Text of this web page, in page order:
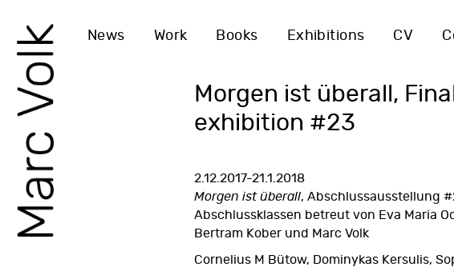
News Work Books Exhibitions CV
Morgen ist überall,
exhibition #23
2.12.2017-21.1.2018
Morgen ist überall, Abschlussausstellung
Abschlussklassen betreut von Eva Maria
Bertram Kober und Marc Volk
Cornelius M Bütow, Dominykas Kersulis,